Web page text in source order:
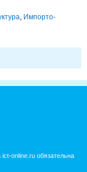
Импорто­
online.ru обязательна